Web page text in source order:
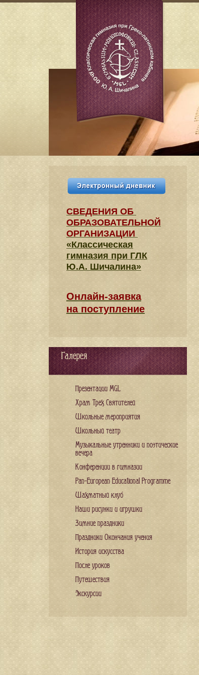
СВЕДЕНИЯ​ ОБ
ОБРАЗОВАТЕЛЬНОЙ
ОРГАНИЗАЦИИ
«Классическая
гимназия при ГЛК
Ю.А. Шичалина»
Онлайн-заявка
на поступление
Галерея
Презентации MGL
Храм Трех Святителей
Школьные мероприятия
Школьный театр
Музыкальные утренники и поэтические
вечера
Конференции в гимназии
Pan-European Educational Programme
Шахматный клуб
Наши рисунки и игрушки
Зимние праздники
Праздники Окончания учения
История искусства
После уроков
Путешествия
Экскурсии